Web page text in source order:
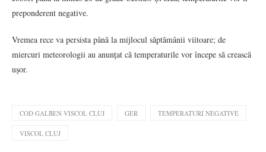
preponderent negative.
Vremea rece va persista până la mijlocul săptămânii viitoare; de
miercuri meteorologii au anunțat că temperaturile vor începe să crească
ușor.
COD GALBEN VISCOL CLUJ GER TEMPERATURI NEGATIVE
VISCOL CLUJ